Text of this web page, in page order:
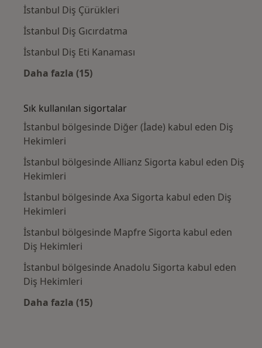
İstanbul Diş Çürükleri
İstanbul Diş Gıcırdatma
İstanbul Diş Eti Kanaması
Daha fazla (15)
Sık kullanılan sigortalar
İstanbul bölgesinde Diğer (İade) kabul eden Diş
Hekimleri
İstanbul bölgesinde Allianz Sigorta kabul eden Diş
Hekimleri
İstanbul bölgesinde Axa Sigorta kabul eden Diş
Hekimleri
İstanbul bölgesinde Mapfre Sigorta kabul eden
Diş Hekimleri
İstanbul bölgesinde Anadolu Sigorta kabul eden
Diş Hekimleri
Daha fazla (15)